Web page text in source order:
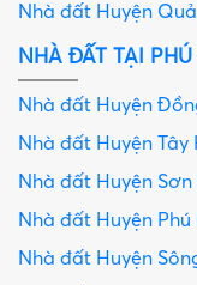
Nhà đất Huyện
NHÀ ĐẤT TẠI PHÚ
Nhà đất Huyện
Nhà đất Huyện Tây
Nhà đất Huyện Sơn
Nhà đất Huyện Phú
Nhà đất Huyện